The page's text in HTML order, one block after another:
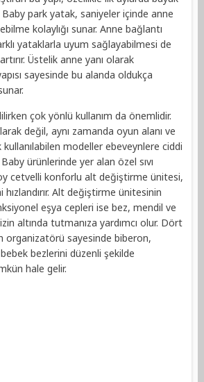
Baby park yatak, saniyeler içinde anne
kolaylığı sunar. Anne bağlantı
yataklarla uyum sağlayabilmesi de
Üstelik anne yanı olarak
sayesinde bu alanda oldukça
çok yönlü kullanım da önemlidir.
değil, aynı zamanda oyun alanı ve
modeller ebeveynlere ciddi
ürünlerinde yer alan özel sıvı
cetvelli konforlu alt değiştirme ünitesi,
Alt değiştirme ünitesinin
eşya cepleri ise bez, mendil ve
altında tutmanıza yardımcı olur. Dört
organizatörü sayesinde biberon,
bezlerini düzenli şekilde
hale gelir.